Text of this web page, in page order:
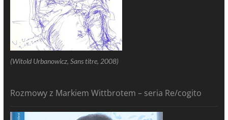
(Witold Urbanowicz, Sans titre, 2008)
Rozmowy z Markiem Wittbrotem – seria Re/cogito